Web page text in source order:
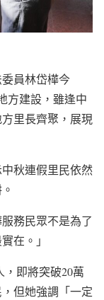
員林岱樺今
方建設，雖逢中
里長齊聚，展現
秋連假里民依然
務民眾不是為了
在。」
即將突破20萬
但她強調「一定